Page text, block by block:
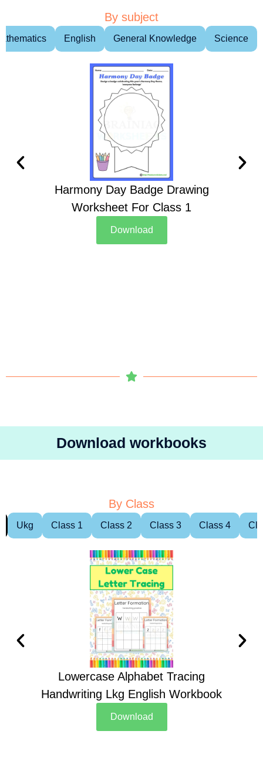
By subject
English General Knowledge Science
Harmony Day Badge Drawing
Worksheet For Class 1
Download
Download workbooks
By Class
Ukg Class 1 Class 2 Class 3 Class 4
Lowercase Alphabet Tracing
Handwriting Lkg English Workbook
Download